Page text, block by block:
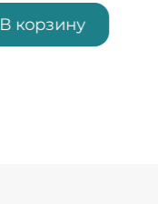
В корзину